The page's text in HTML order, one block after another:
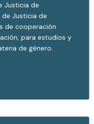
Justicia de
Justicia de
de cooperación
para estudios y
de género.